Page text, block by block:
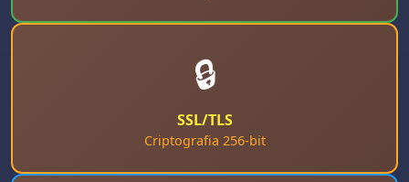
🔒
SSL/TLS
Criptografia 256-bit